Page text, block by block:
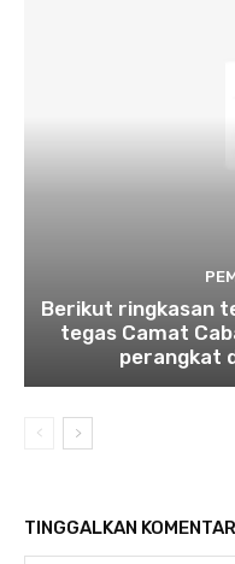
Berikut ringkasan
tegas Camat
perangkat
TINGGALKAN KOMENTAR